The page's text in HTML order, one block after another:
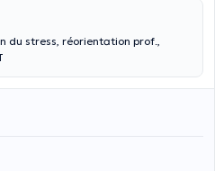
du stress, réorientation prof.,